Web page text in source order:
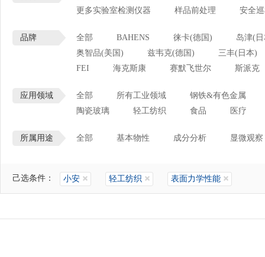
更多实验室检测仪器
样品前处理 安全
品牌 全部 BAHENS 徕卡(德国)
岛津(
奥智品(美国)
兹韦克(德国)
三丰(日本)
FEI
海克斯康 赛默飞世尔 斯派克
应用领域 全部 所有工业领域
钢铁&有色金属
陶瓷玻璃
轻工纺织 食品 医疗
所属用途 全部 基本物性 成分分析 显微观察
己选条件： 小安 轻工纺织 表面力学性能